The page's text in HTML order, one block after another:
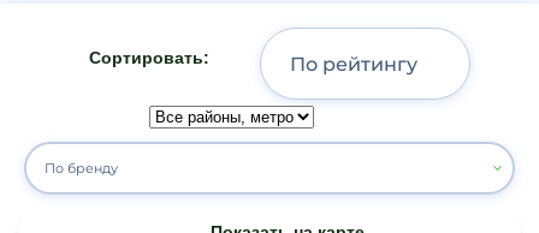
Сортировать:
По бренду